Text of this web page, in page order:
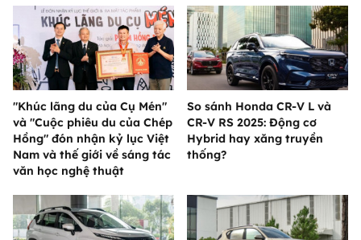
"Khúc lãng du của Cụ Mén"
và "Cuộc phiêu du của Chép
Hồng" đón nhận kỷ lục Việt
Nam và thế giới về sáng tác
văn học nghệ thuật
So sánh Honda CR-V L và
CR-V RS 2025: Động cơ
Hybrid hay xăng truyền
thống?